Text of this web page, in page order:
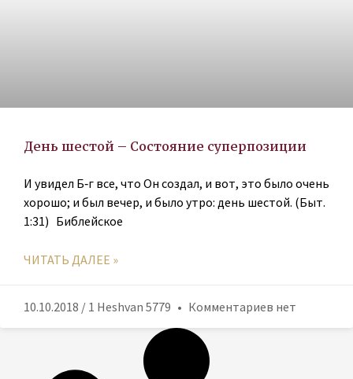
День шестой – Состояние суперпозиции
И увидел Б‑г все, что Он создал, и вот, это было очень
хорошо; и был вечер, и было утро: день шестой. (Быт.
1:31) Библейское
ЧИТАТЬ ДАЛЕЕ »
10.10.2018 / 1 Heshvan 5779 Комментариев нет